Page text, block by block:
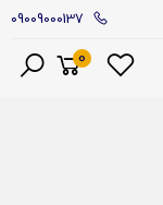
09009000137
0